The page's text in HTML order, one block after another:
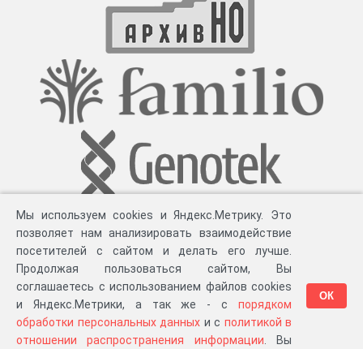
Разработка компании «Великіе предки», 2023-2026 гг. Блог.Суть проекта
Персональные данные.Распространение информации . ЧаВО. Сборка 111.37
Мы используем cookies и Яндекс.Метрику. Это
позволяет нам анализировать взаимодействие
посетителей с сайтом и делать его лучше.
Продолжая пользоваться сайтом, Вы
соглашаетесь с использованием файлов cookies
и Яндекс.Метрики, а так же - с порядком
обработки персональных данных и с политикой в
отношении распространения информации . Вы
ОК